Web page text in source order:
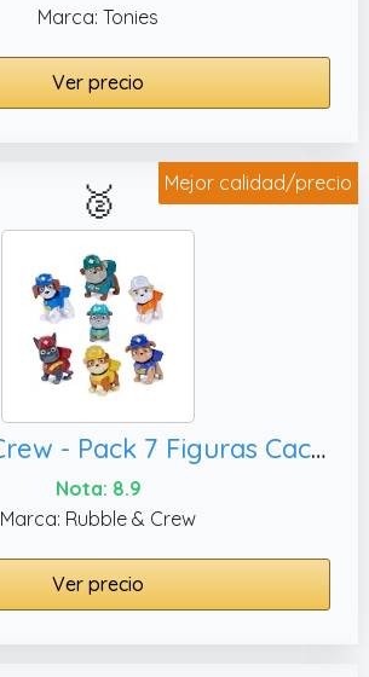
Marca: Tonies
Ver precio
Mejor calidad/precio
🥈
Rubble & Crew - Pack 7 Figuras Cachorros - Patrulla Canina Juguetes - Juegos Infantiles - Juguetes Niños 3 años + - Regalo Niño 3 años +
Nota: 8.9
Marca: Rubble & Crew
Ver precio